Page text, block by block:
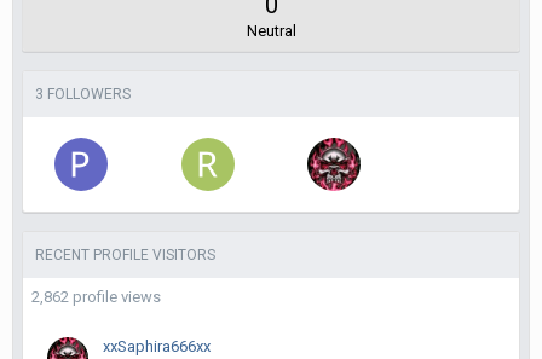
Neutral
3 FOLLOWERS
RECENT PROFILE VISITORS
2,862 profile views
xxSaphira666xx